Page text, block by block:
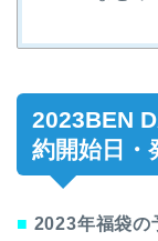
2023BEN
約開始日・
■ 2023年福袋の